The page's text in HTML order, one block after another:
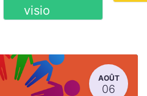
visio
AOÛT
06